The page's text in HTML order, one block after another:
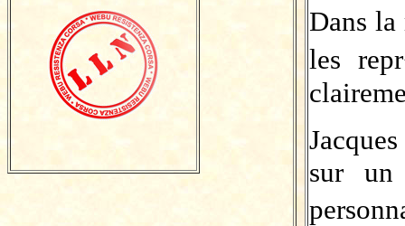
Dans
les
sur un